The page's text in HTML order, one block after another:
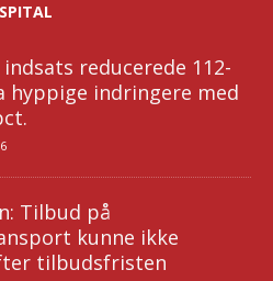
reducerede 112-
hyppige indringere med
Tilbud på
kunne ikke
tilbudsfristen